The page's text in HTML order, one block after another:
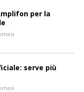
per la
serve più